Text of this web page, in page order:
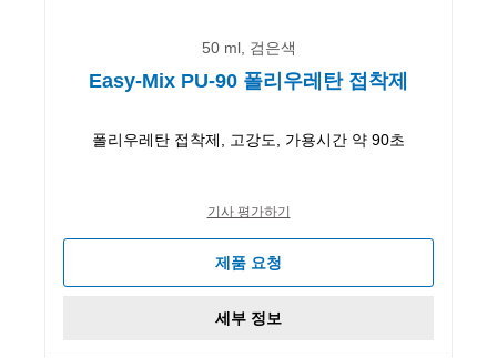
50 ml, 검은색
Easy-Mix PU-90 폴리우레탄 접착제
폴리우레탄 접착제, 고강도, 가용시간 약 90초
기사 평가하기
제품 요청
세부 정보